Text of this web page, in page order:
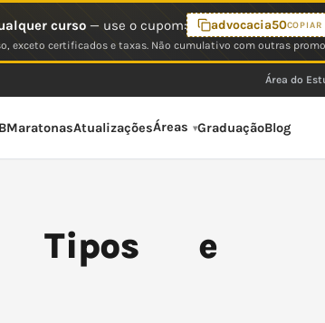
curso— use o cupom: advocacia50COPIAR
exceto certificados e taxas. Não cumulativo com outras
Área do
MaratonasAtualizaçõesÁreas GraduaçãoBlog
Tipos e